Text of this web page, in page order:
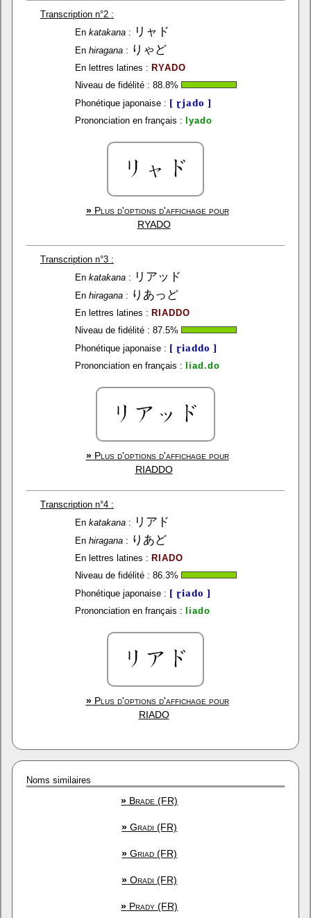
Transcription n°2 :
En katakana: リャド
En hiragana: りゃど
En lettres latines : RYADO
Niveau de fidélité : 88.8%
Phonétique japonaise : [ ɽjado ]
Prononciation en français : lyado
»Plus d'options d'affichage pour
RYADO
Transcription n°3 :
En katakana: リアッド
En hiragana: りあっど
En lettres latines : RIADDO
Niveau de fidélité : 87.5%
Phonétique japonaise : [ ɽiaddo ]
Prononciation en français : liad.do
»Plus d'options d'affichage pour
RIADDO
Transcription n°4 :
En katakana: リアド
En hiragana: りあど
En lettres latines : RIADO
Niveau de fidélité : 86.3%
Phonétique japonaise : [ ɽiado ]
Prononciation en français : liado
»Plus d'options d'affichage pour
RIADO
Noms similaires
» Brade (FR)
» Gradi (FR)
» Griad (FR)
» Oradi (FR)
» Prady (FR)